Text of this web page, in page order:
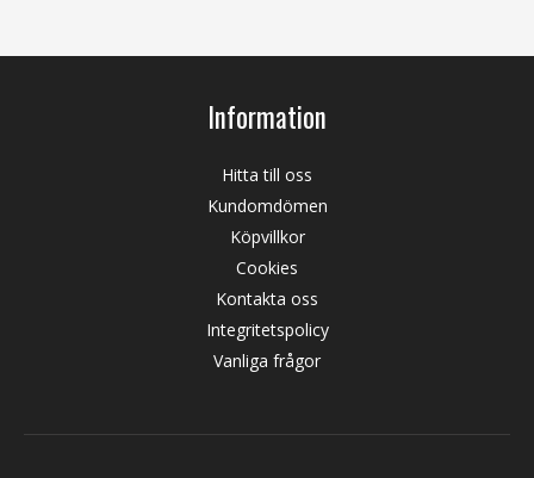
Information
Hitta till oss
Kundomdömen
Köpvillkor
Cookies
Kontakta oss
Integritetspolicy
Vanliga frågor